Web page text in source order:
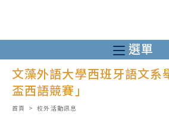
至
主
要
選單
文藻外語大學西班牙語文系
盃西語競賽」
首頁 > 校外活動訊息